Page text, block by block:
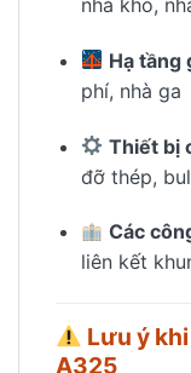
Hạ tầng
phí, nhà ga
Thiết bị
đỡ thép,
Các
liên kết
Lưu ý
A325